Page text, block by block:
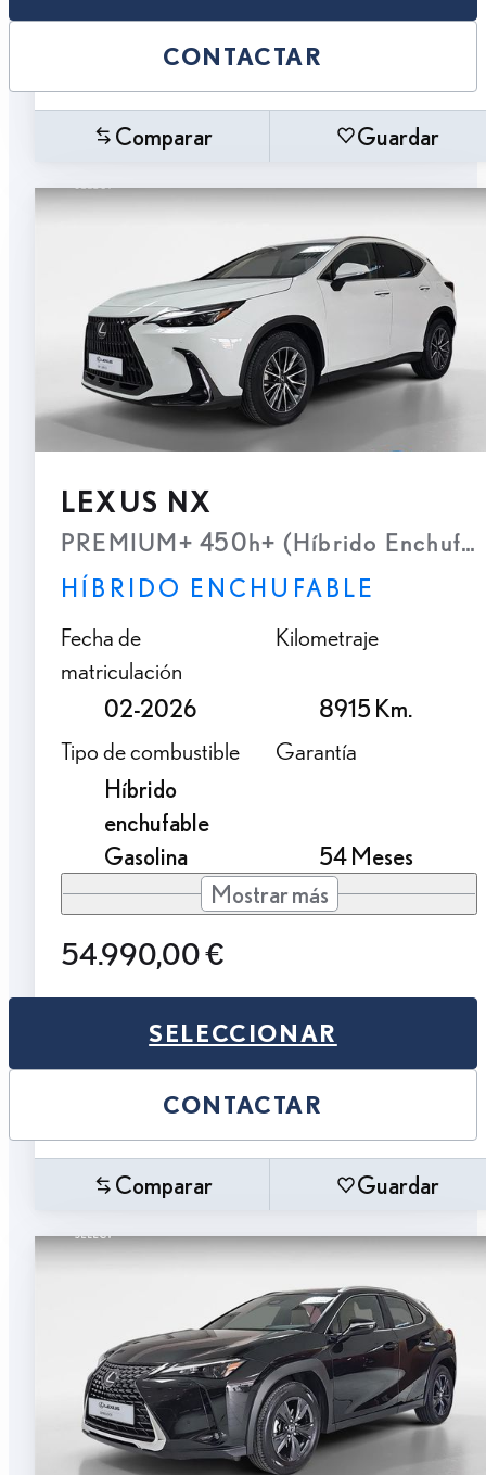
CONTACTAR
Comparar Guardar
LEXUS NX
PREMIUM+ 450h+ (Híbrido
HÍBRIDO ENCHUFABLE
Fecha de
matriculación
02-2026
Kilometraje
8915 Km.
Tipo de combustible
Híbrido
enchufable
Gasolina
Garantía
54 Meses
Mostrar más
54.990,00 €
SELECCIONAR
CONTACTAR
Comparar Guardar